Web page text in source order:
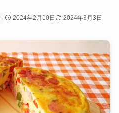
2024年2月10日 2024年3月3日